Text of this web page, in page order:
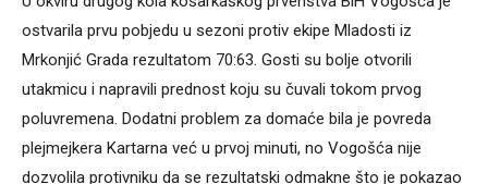
ostvarila prvu pobjedu u sezoni protiv ekipe Mladosti iz
Mrkonjić Grada rezultatom 70:63. Gosti su bolje otvorili
utakmicu i napravili prednost koju su čuvali tokom prvog
poluvremena. Dodatni problem za domaće bila je povreda
plejmejkera Kartarna već u prvoj minuti, no Vogošća nije
dozvolila protivniku da se rezultatski odmakne što je pokazao